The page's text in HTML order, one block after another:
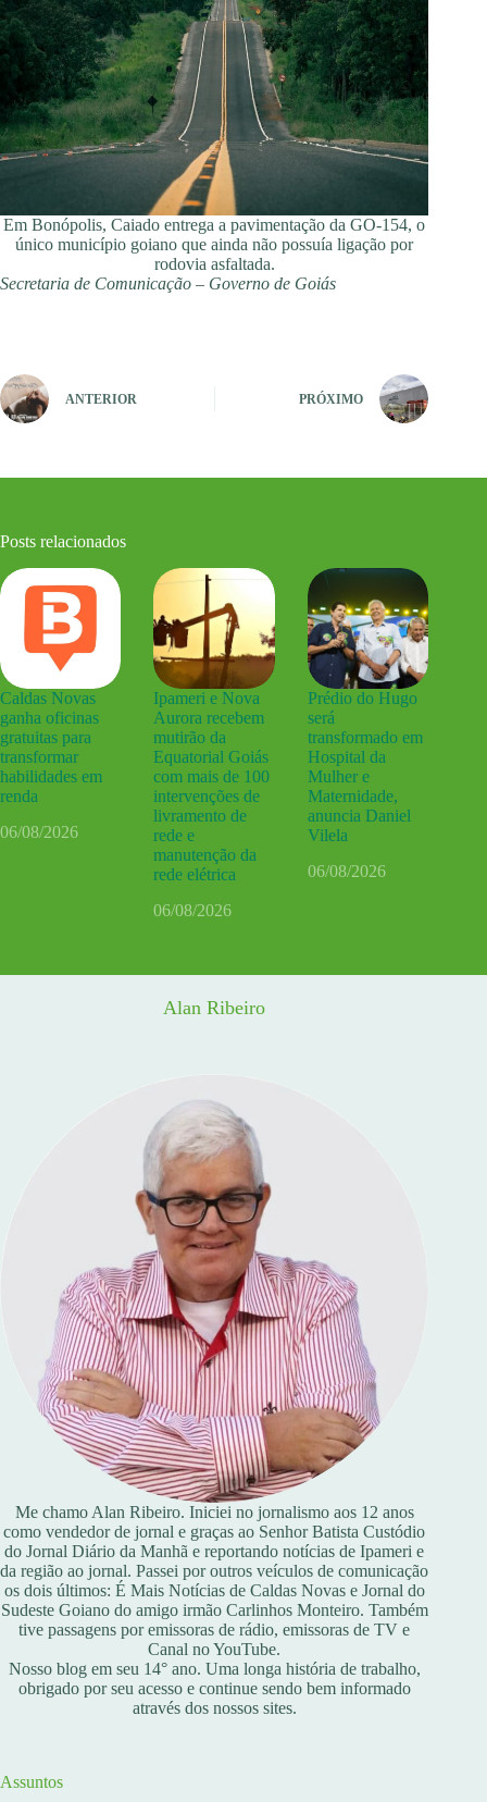
Em Bonópolis, Caiado entrega a pavimentação da GO-154, o
único município goiano que ainda não possuía ligação por
rodovia asfaltada.
Secretaria de Comunicação – Governo de Goiás
ANTERIOR PRÓXIMO
Posts relacionados
Caldas Novas
ganha oficinas
gratuitas para
transformar
habilidades em
renda
06/08/2026
Ipameri e Nova
Aurora recebem
mutirão da
Equatorial Goiás
com mais de 100
intervenções de
livramento de
rede e
manutenção da
rede elétrica
06/08/2026
Prédio do Hugo
será
transformado em
Hospital da
Mulher e
Maternidade,
anuncia Daniel
Vilela
06/08/2026
Alan Ribeiro
Me chamo Alan Ribeiro. Iniciei no jornalismo aos 12 anos
como vendedor de jornal e graças ao Senhor Batista Custódio
do Jornal Diário da Manhã e reportando notícias de Ipameri e
da região ao jornal. Passei por outros veículos de comunicação
os dois últimos: É Mais Notícias de Caldas Novas e Jornal do
Sudeste Goiano do amigo irmão Carlinhos Monteiro. Também
tive passagens por emissoras de rádio, emissoras de TV e
Canal no YouTube.
Nosso blog em seu 14° ano. Uma longa história de trabalho,
obrigado por seu acesso e continue sendo bem informado
através dos nossos sites.
Assuntos